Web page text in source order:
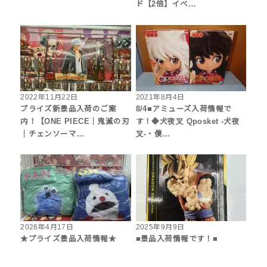
ド【2倍】イベ…
2022年11月22日
プライズ新景品入荷のご案
内！【ONE PIECE｜鬼滅の刃
｜チェンソーマ…
2021年8月4日
8/4■アミューズ入荷情報で
す！◆犬夜叉 Qposket -犬夜
叉-・僕…
2026年4月17日
★プライズ景品入荷情報★
2025年9月9日
■景品入荷情報です！■